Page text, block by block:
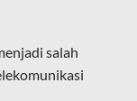
karena
router
salah